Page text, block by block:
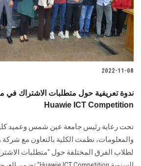
2022-11-08
ندوة تعريفية حول متطلبات الاشتراك في
Huawie ICT Competition
تحت رعاية رئيس جامعة عين شمس وعميد
والمعلومات، نظمت الكلية بالتعاون مع شركة
لطلاب الفرق المختلفة حول "متطلبات